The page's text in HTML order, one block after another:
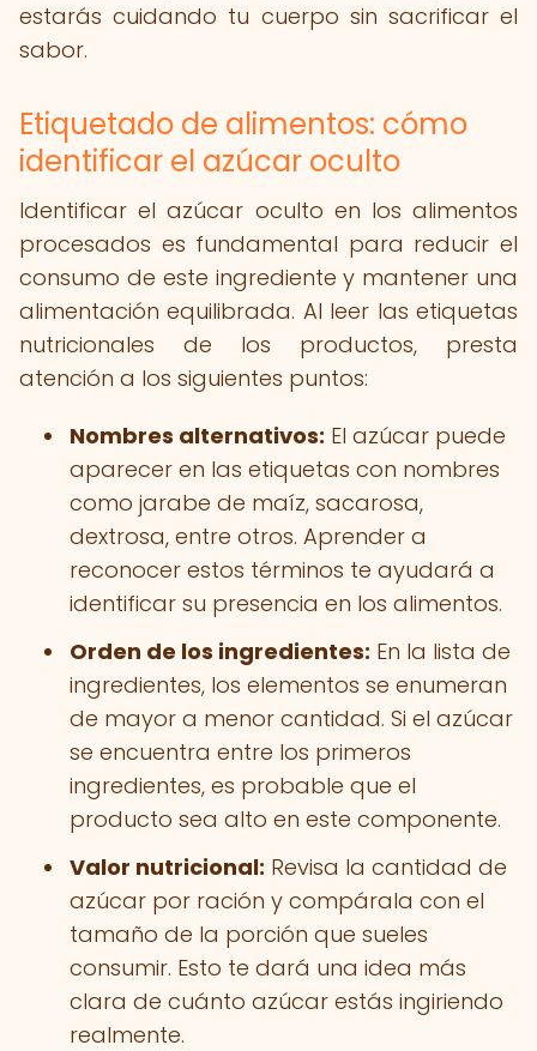
estarás cuidando tu cuerpo sin sacrificar el
sabor.
Etiquetado de alimentos: cómo
identificar el azúcar oculto
Identificar el azúcar oculto en los alimentos
procesados es fundamental para reducir el
consumo de este ingrediente y mantener una
alimentación equilibrada. Al leer las etiquetas
nutricionales de los productos, presta
atención a los siguientes puntos:
Nombres alternativos: El azúcar puede
aparecer en las etiquetas con nombres
como jarabe de maíz, sacarosa,
dextrosa, entre otros. Aprender a
reconocer estos términos te ayudará a
identificar su presencia en los alimentos.
Orden de los ingredientes: En la lista de
ingredientes, los elementos se enumeran
de mayor a menor cantidad. Si el azúcar
se encuentra entre los primeros
ingredientes, es probable que el
producto sea alto en este componente.
Valor nutricional: Revisa la cantidad de
azúcar por ración y compárala con el
tamaño de la porción que sueles
consumir. Esto te dará una idea más
clara de cuánto azúcar estás ingiriendo
realmente.